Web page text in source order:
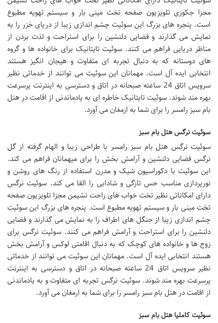
مجزا جکوزی تلویزیون صفحه تخت مینی بار و سیستم تهویه مطبوع
است. پنجره های بزرگ این سوئیت چشم اندازی زیبا از دریای خزر را به
نمایش می گذارند و فضایی دلنشین را برای استراحت و لذت بردن از
مناظر دریایی فراهم می کنند. سوئیت تایتانیک برای خانواده ها و گروه
های دوستانه که به دنبال تجربه ای متفاوت و هیجان انگیز هستند
انتخابی ایده آل است. مهمانان این سوئیت می توانند از خدماتی نظیر
سرویس اتاق 24 ساعته صبحانه در اتاق و دسترسی به اینترنت پرسرعت
بهره مند شوند. سوئیت تایتانیک خاطره ای به یادماندنی از اقامت در هتل
بام سبز رامسر را برای شما به ارمغان می آورد.
سوئیت نرگس هتل بام سبز
سوئیت نرگس هتل بام سبز رامسر با طراحی زیبا و الهام گرفته از گل
نرگس فضایی دلنشین و آرامش بخش را برای میهمانان فراهم می کند.
این سوئیت با دکوراسیون شیک و مدرن استفاده از رنگ های روشن و
نورپردازی مناسب حس تازگی و شادابی را القا می کند. سوئیت نرگس
دارای امکاناتی نظیر تخت خواب های راحت نشیمن مجزا تلویزیون صفحه
تخت مینی بار و سیستم تهویه مطبوع است. پنجره های بزرگ این سوئیت
چشم اندازی زیبا از جنگل های اطراف را به نمایش می گذارند و فضایی
دلنشین را برای استراحت و آرامش فراهم می کنند. سوئیت نرگس برای
زوج ها و خانواده های کوچک که به دنبال اقامتی لوکس و آرامش بخش
هستند انتخابی ایده آل است. مهمانان این سوئیت می توانند از خدماتی
نظیر سرویس اتاق 24 ساعته صبحانه در اتاق و دسترسی به اینترنت
پرسرعت بهره مند شوند. سوئیت نرگس تجربه ای متفاوت و به یادماندنی
از اقامت در هتل بام سبز رامسر را برای شما به ارمغان می آورد.
سوئیت کاملیا هتل بام سبز